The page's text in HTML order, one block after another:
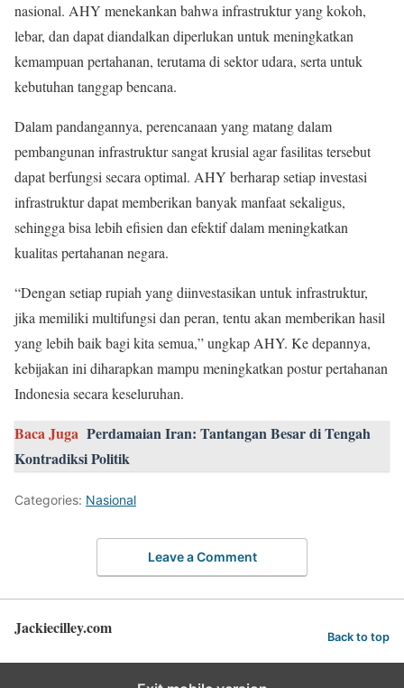
nasional. AHY menekankan bahwa infrastruktur yang kokoh,
lebar, dan dapat diandalkan diperlukan untuk meningkatkan
kemampuan pertahanan, terutama di sektor udara, serta untuk
kebutuhan tanggap bencana.
Dalam pandangannya, perencanaan yang matang dalam
pembangunan infrastruktur sangat krusial agar fasilitas tersebut
dapat berfungsi secara optimal. AHY berharap setiap investasi
infrastruktur dapat memberikan banyak manfaat sekaligus,
sehingga bisa lebih efisien dan efektif dalam meningkatkan
kualitas pertahanan negara.
“Dengan setiap rupiah yang diinvestasikan untuk infrastruktur,
jika memiliki multifungsi dan peran, tentu akan memberikan hasil
yang lebih baik bagi kita semua,” ungkap AHY. Ke depannya,
kebijakan ini diharapkan mampu meningkatkan postur pertahanan
Indonesia secara keseluruhan.
Baca Juga Perdamaian Iran: Tantangan Besar di Tengah
Kontradiksi Politik
Categories: Nasional
Leave a Comment
Jackiecilley.com Back to top